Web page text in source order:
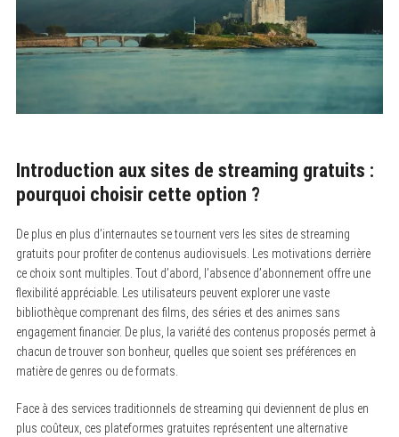
Introduction aux sites de streaming gratuits :
pourquoi choisir cette option ?
De plus en plus d’internautes se tournent vers les sites de streaming
gratuits pour profiter de contenus audiovisuels. Les motivations derrière
ce choix sont multiples. Tout d’abord, l’absence d’abonnement offre une
flexibilité appréciable. Les utilisateurs peuvent explorer une vaste
bibliothèque comprenant des films, des séries et des animes sans
engagement financier. De plus, la variété des contenus proposés permet à
chacun de trouver son bonheur, quelles que soient ses préférences en
matière de genres ou de formats.
Face à des services traditionnels de streaming qui deviennent de plus en
plus coûteux, ces plateformes gratuites représentent une alternative